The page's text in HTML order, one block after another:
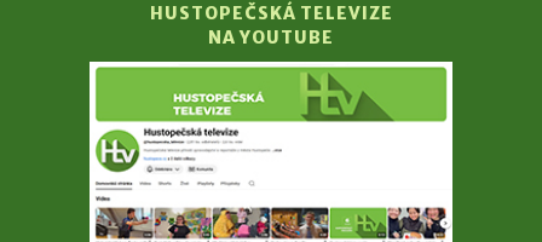
HUSTOPEČSKÁ TELEVIZE
NA YOUTUBE